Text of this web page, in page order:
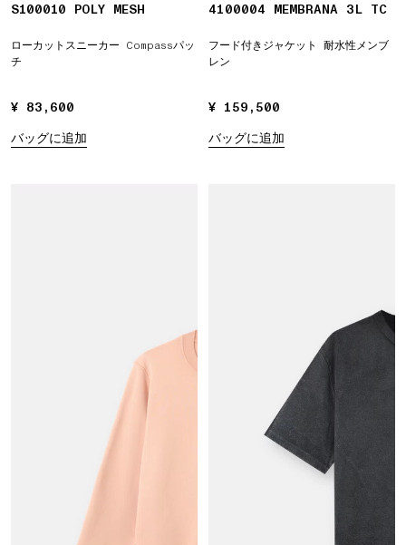
S100010 POLY MESH
ローカットスニーカー Compassパッ
チ
¥ 83,600
¥ 83,600
バッグに追加
4100004 MEMBRANA 3L TC
フード付きジャケット 耐水性メンブ
レン
¥ 159,500
¥ 159,500
バッグに追加